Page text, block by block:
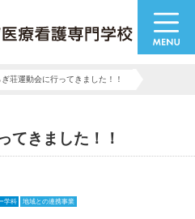
荘運動会に行ってきました！！
てきました！！
学科 地域との連携事業